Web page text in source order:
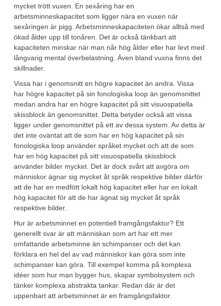
mycket trött vuxen. En sexåring har en
arbetsminneskapacitet som ligger nära en vuxen när
sexåringen är pigg. Arbetsminneskapaciteten ökar alltså med
ökad ålder upp till tonåren. Det är också tänkbart att
kapaciteten minskar när man når hög ålder eller har levt med
långvarig mental överbelastning. Även bland vuxna finns det
skillnader.
Vissa har i genomsnitt en högre kapacitet än andra. Vissa
har högre kapacitet på sin fonologiska loop än genomsnittet
medan andra har en högre kapacitet på sitt visuospatiella
skissblock än genomsnittet. Detta betyder också att vissa
ligger under genomsnittet på ett av dessa system. Av detta är
det inte oväntat att de som har en hög kapacitet på sin
fonologiska loop använder språket mycket och att de som
har en hög kapacitet på sitt visuospatiella skissblock
använder bilder mycket. Det är dock svårt att avgöra om
människor ägnar sig mycket åt språk respektive bilder därför
att de har en medfött lokalt hög kapacitet eller har en lokalt
hög kapacitet för att de har ägnat sig mycket åt språk
respektive bilder.
Hur är arbetsminnet en potentiell framgångsfaktor? Ett
generellt svar är att människan som art har ett mer
omfattande arbetsminne än schimpanser och det kan
förklara en hel del av vad människor kan göra som inte
schimpanser kan göra. Till exempel komma på komplexa
idéer som hur man bygger hus, skapar symbolsystem och
tänker komplexa abstrakta tankar. Redan där är det
uppenbart att arbetsminnet är en framgångsfaktor.